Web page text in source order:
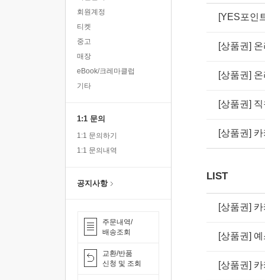
회원계정
티켓
중고
매장
eBook/크레마클럽
기타
1:1 문의
1:1 문의하기
1:1 문의내역
공지사항
주문내역/
배송조회
교환/반품
신청 및 조회
[YES포인
[상품권]
[상품권]
[상품권]
[상품권]
LIST
[상품권]
[상품권]
[상품권]